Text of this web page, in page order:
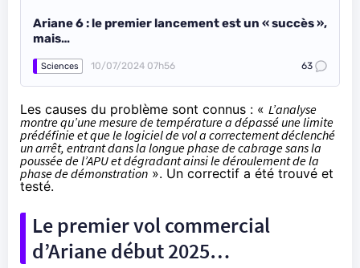
Ariane 6 : le premier lancement est un « succès »,
mais…
Sciences 10/07/2024 07h56 63
Les causes du problème sont connus : « L’analyse
montre qu’une mesure de température a dépassé une limite
prédéfinie et que le logiciel de vol a correctement déclenché
un arrêt, entrant dans la longue phase de cabrage sans la
poussée de l’APU et dégradant ainsi le déroulement de la
phase de démonstration ». Un correctif a été trouvé et
testé.
Le premier vol commercial
d’Ariane début 2025…